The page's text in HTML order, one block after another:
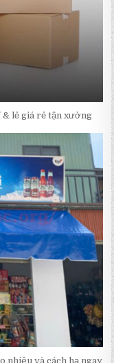
& lẻ giá rẻ tận xưởng
nhiêu và cách hạ ngay